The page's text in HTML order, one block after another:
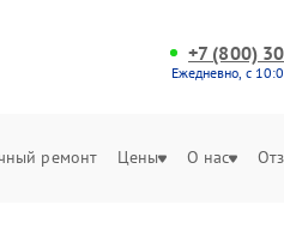
+7 (800)
Ежедневно, с
ремонт Цены О нас